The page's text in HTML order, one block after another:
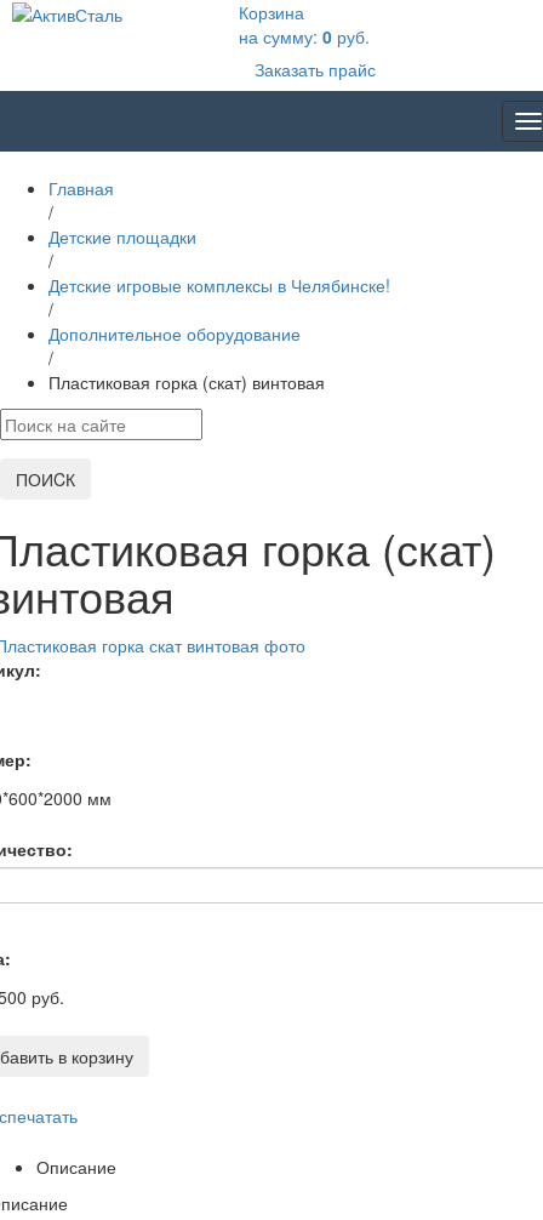
Корзина
на сумму: 0руб.
Заказать прайс
Главная
/
Детские площадки
/
Детские игровые комплексы в Челябинске!
/
Дополнительное оборудование
/
Пластиковая горка (скат) винтовая
ПОИCК
горка (скат)
мм
руб.
в корзину
Описание